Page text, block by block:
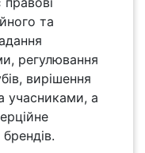
та
регулювання
вирішення
учасниками, а